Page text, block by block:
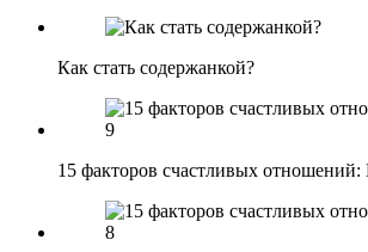
Как стать содержанкой?
15 факторов счастливых отношений: